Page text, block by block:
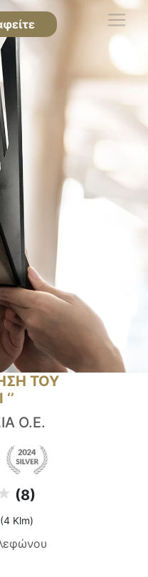
ΤΟΥ
Ο.Ε.
(8)
Klm)